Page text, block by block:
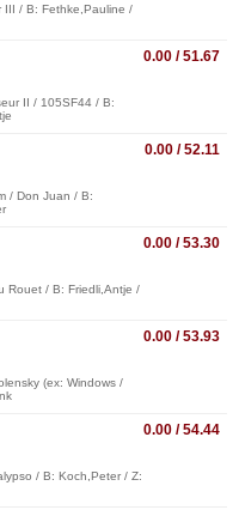
III / B: Fethke,Pauline /
0.00 / 51.67
II / 105SF44 / B:
0.00 / 52.11
/ Don Juan / B:
0.00 / 53.30
Rouet / B: Friedli,Antje /
0.00 / 53.93
(ex: Windows /
0.00 / 54.44
/ B: Koch,Peter / Z: